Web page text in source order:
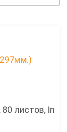
листов, In